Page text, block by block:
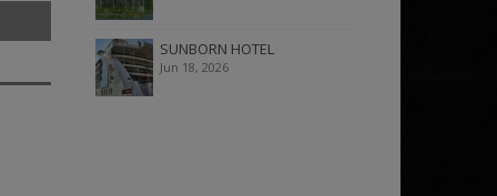
SUNBORN HOTEL
Jun 18, 2026